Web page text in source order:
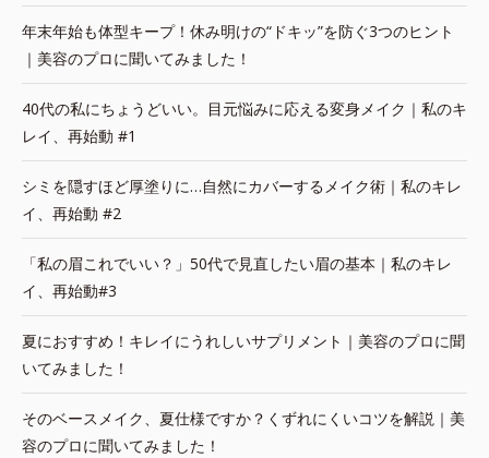
年末年始も体型キープ！休み明けの“ドキッ”を防ぐ3つのヒント
｜美容のプロに聞いてみました！
40代の私にちょうどいい。目元悩みに応える変身メイク｜私のキ
レイ、再始動 #1
シミを隠すほど厚塗りに…自然にカバーするメイク術｜私のキレ
イ、再始動 #2
「私の眉これでいい？」50代で見直したい眉の基本｜私のキレ
イ、再始動#3
夏におすすめ！キレイにうれしいサプリメント｜美容のプロに聞
いてみました！
そのベースメイク、夏仕様ですか？くずれにくいコツを解説｜美
容のプロに聞いてみました！